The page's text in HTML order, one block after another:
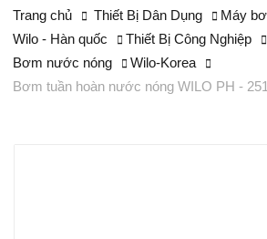
Trang chủ Thiết Bị Dân Dụng
Máy
Wilo - Hàn quốc
Thiết Bị Công Nghiệp
Bơm nước nóng
Wilo-Korea
Bơm tuần hoàn nước nóng WILO PH -